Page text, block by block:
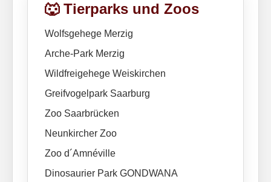
🐺 Tierparks und Zoos
Wolfsgehege Merzig
Arche-Park Merzig
Wildfreigehege Weiskirchen
Greifvogelpark Saarburg
Zoo Saarbrücken
Neunkircher Zoo
Zoo d´Amnéville
Dinosaurier Park GONDWANA